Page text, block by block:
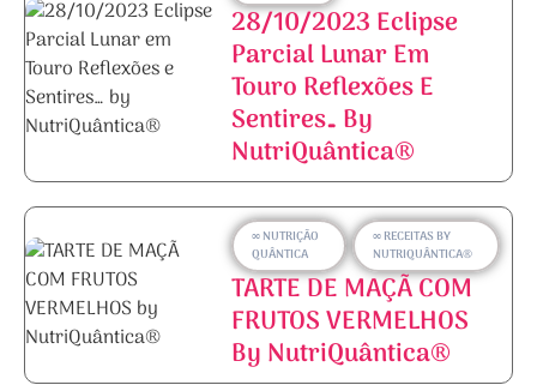
28/10/2023 Eclipse
Parcial Lunar Em
Touro Reflexões E
Sentires… By
NutriQuântica®
∞ NUTRIÇÃO
QUÂNTICA
∞ RECEITAS BY
NUTRIQUÂNTICA®
TARTE DE MAÇÃ COM
FRUTOS VERMELHOS
By NutriQuântica®